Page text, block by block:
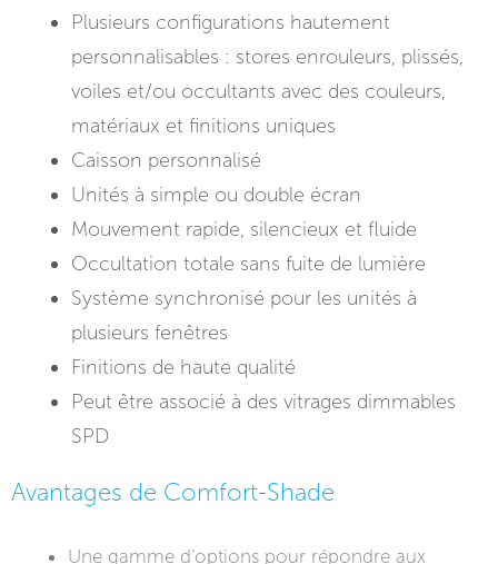
Plusieurs configurations hautement
personnalisables : stores enrouleurs, plissés,
voiles et/ou occultants avec des couleurs,
matériaux et finitions uniques
Caisson personnalisé
Unités à simple ou double écran
Mouvement rapide, silencieux et fluide
Occultation totale sans fuite de lumière
Système synchronisé pour les unités à
plusieurs fenêtres
Finitions de haute qualité
Peut être associé à des vitrages dimmables
SPD
Avantages de Comfort-Shade
Une gamme d’options pour répondre aux